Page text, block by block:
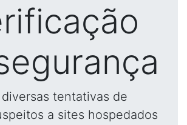
tentativas de
a sites hospedados